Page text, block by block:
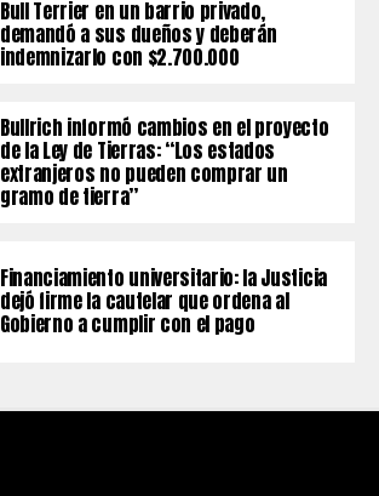
Bull Terrier en un barrio privado,
demandó a sus dueños y deberán
indemnizarlo con $2.700.000
Bullrich informó cambios en el proyecto
de la Ley de Tierras: “Los estados
extranjeros no pueden comprar un
gramo de tierra”
Financiamiento universitario: la Justicia
dejó firme la cautelar que ordena al
Gobierno a cumplir con el pago